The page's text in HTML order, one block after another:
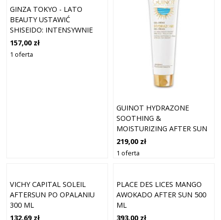
GINZA TOKYO - LATO
BEAUTY USTAWIĆ
SHISEIDO: INTENSYWNIE
REGENERUJĄCA EMULSJA PO
OPALANIU 30 ML +
157,00 zł
1 oferta
GUINOT HYDRAZONE
SOOTHING &
MOISTURIZING AFTER SUN
GEL 150ML
219,00 zł
1 oferta
VICHY CAPITAL SOLEIL
AFTERSUN PO OPALANIU
300 ML
132,69 zł
PLACE DES LICES MANGO
AWOKADO AFTER SUN 500
ML
393,00 zł